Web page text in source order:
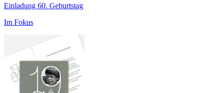
Einladung 60. Geburtstag
Im Fokus